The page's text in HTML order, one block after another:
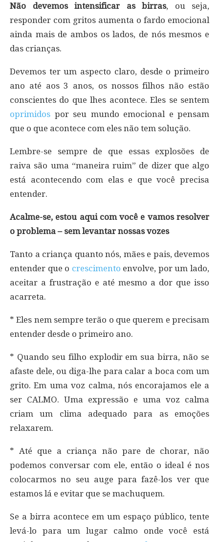
Não devemos intensificar as birras, ou seja,
responder com gritos aumenta o fardo emocional
ainda mais de ambos os lados, de nós mesmos e
das crianças.
Devemos ter um aspecto claro, desde o primeiro
ano até aos 3 anos, os nossos filhos não estão
conscientes do que lhes acontece. Eles se sentem
oprimidos por seu mundo emocional e pensam
que o que acontece com eles não tem solução.
Lembre-se sempre de que essas explosões de
raiva são uma “maneira ruim” de dizer que algo
está acontecendo com elas e que você precisa
entender.
Acalme-se, estou aqui com você e vamos resolver
o problema – sem levantar nossas vozes
Tanto a criança quanto nós, mães e pais, devemos
entender que o crescimento envolve, por um lado,
aceitar a frustração e até mesmo a dor que isso
acarreta.
* Eles nem sempre terão o que querem e precisam
entender desde o primeiro ano.
* Quando seu filho explodir em sua birra, não se
afaste dele, ou diga-lhe para calar a boca com um
grito. Em uma voz calma, nós encorajamos ele a
ser CALMO. Uma expressão e uma voz calma
criam um clima adequado para as emoções
relaxarem.
* Até que a criança não pare de chorar, não
podemos conversar com ele, então o ideal é nos
colocarmos no seu auge para fazê-los ver que
estamos lá e evitar que se machuquem.
Se a birra acontece em um espaço público, tente
levá-lo para um lugar calmo onde você está